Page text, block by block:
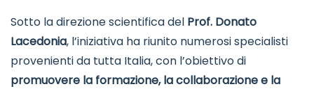
Sotto la direzione scientifica del Prof. Donato
Lacedonia, l’iniziativa ha riunito numerosi specialisti
provenienti da tutta Italia, con l’obiettivo di
promuovere la formazione, la collaborazione e la